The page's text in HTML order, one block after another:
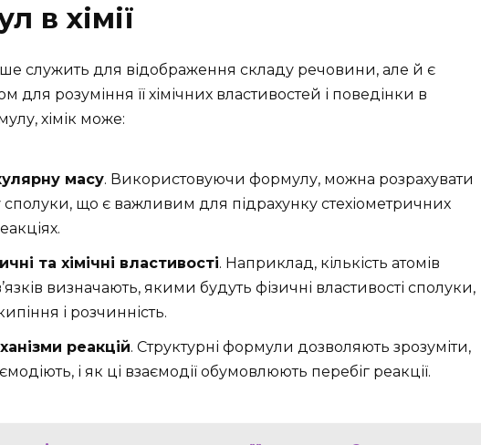
в хімії
служить для відображення складу речовини, але й є
для розуміння її хімічних властивостей і поведінки в
хімік може:
масу. Використовуючи формулу, можна розрахувати
що є важливим для підрахунку стехіометричних
та хімічні властивості. Наприклад, кількість атомів
визначають, якими будуть фізичні властивості сполуки,
і розчинність.
реакцій. Структурні формули дозволяють зрозуміти,
і як ці взаємодії обумовлюють перебіг реакції.